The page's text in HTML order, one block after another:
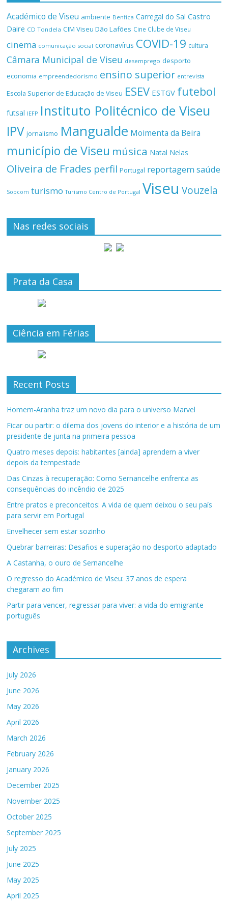
Académico de Viseu ambiente Benfica Carregal do Sal Castro
Daire CD Tondela CIM Viseu Dão Lafões Cine Clube de Viseu
cinema comunicação social coronavírus COVID-19 cultura
Câmara Municipal de Viseu desemprego desporto
economia empreendedorismo ensino superior entrevista
Escola Superior de Educação de Viseu ESEV ESTGV futebol
futsal IEFP Instituto Politécnico de Viseu
IPV jornalismo Mangualde Moimenta da Beira
município de Viseu música Natal Nelas
Oliveira de Frades perfil Portugal reportagemsaúde
Sopcom turismo Turismo Centro de Portugal Viseu Vouzela
Nas redes sociais
Prata da Casa
Ciência em Férias
Recent Posts
Homem-Aranha traz um novo dia para o universo Marvel
Ficar ou partir: o dilema dos jovens do interior e a história de um
presidente de junta na primeira pessoa
Quatro meses depois: habitantes [ainda] aprendem a viver
depois da tempestade
Das Cinzas à recuperação: Como Sernancelhe enfrenta as
consequências do incêndio de 2025
Entre pratos e preconceitos: A vida de quem deixou o seu país
para servir em Portugal
Envelhecer sem estar sozinho
Quebrar barreiras: Desafios e superação no desporto adaptado
A Castanha, o ouro de Sernancelhe
O regresso do Académico de Viseu: 37 anos de espera
chegaram ao fim
Partir para vencer, regressar para viver: a vida do emigrante
português
Archives
July 2026
June 2026
May 2026
April 2026
March 2026
February 2026
January 2026
December 2025
November 2025
October 2025
September 2025
July 2025
June 2025
May 2025
April 2025